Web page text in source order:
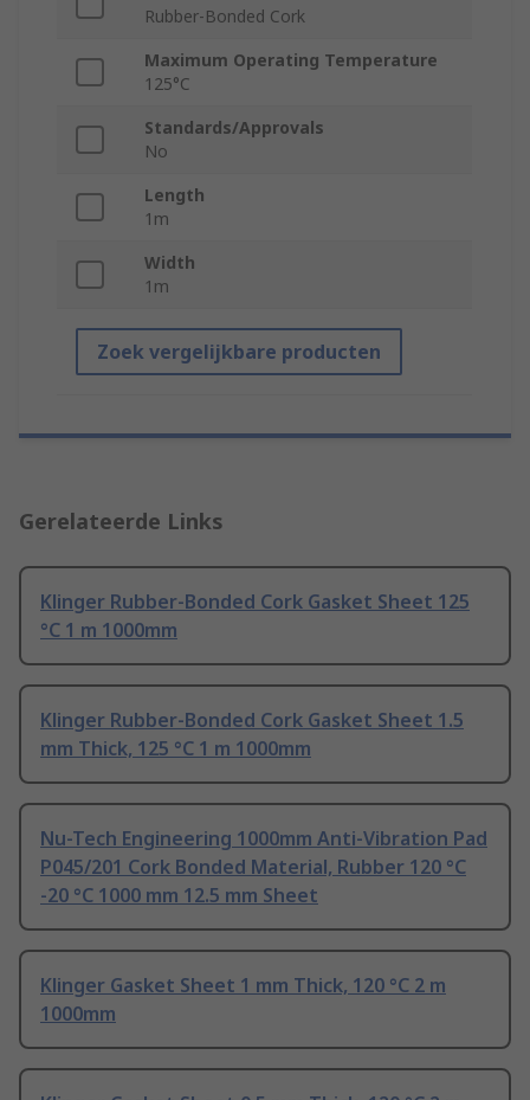
Rubber-Bonded Cork
Maximum Operating Temperature
125°C
Standards/Approvals
No
Length
1m
Width
1m
Zoek vergelijkbare producten
Gerelateerde Links
Klinger Rubber-Bonded Cork Gasket Sheet 125
°C 1 m 1000mm
Klinger Rubber-Bonded Cork Gasket Sheet 1.5
mm Thick, 125 °C 1 m 1000mm
Nu-Tech Engineering 1000mm Anti-Vibration Pad
P045/201 Cork Bonded Material, Rubber 120 °C
-20 °C 1000 mm 12.5 mm Sheet
Klinger Gasket Sheet 1 mm Thick, 120 °C 2 m
1000mm